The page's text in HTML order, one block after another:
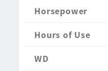
Horsepower
Hours of Use
WD